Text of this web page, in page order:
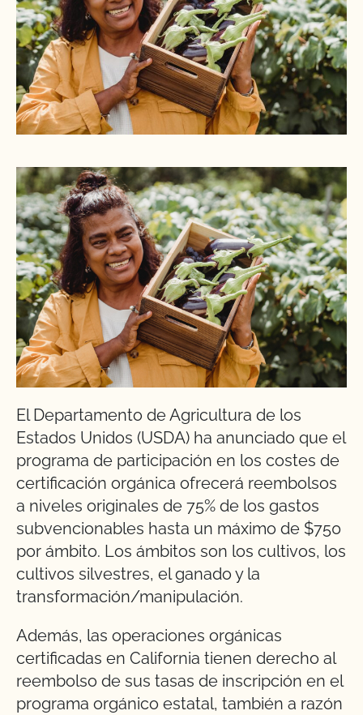
El Departamento de Agricultura de los
Estados Unidos (USDA) ha anunciado que el
programa de participación en los costes de
certificación orgánica ofrecerá reembolsos
a niveles originales de 75% de los gastos
subvencionables hasta un máximo de $750
por ámbito. Los ámbitos son los cultivos, los
cultivos silvestres, el ganado y la
transformación/manipulación.
Además, las operaciones orgánicas
certificadas en California tienen derecho al
reembolso de sus tasas de inscripción en el
programa orgánico estatal, también a razón